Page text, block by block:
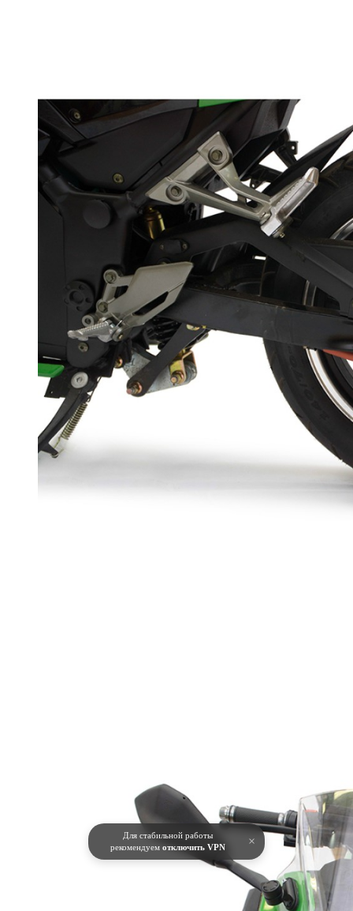
Для стабильной работы
рекомендуем отключить VPN ×